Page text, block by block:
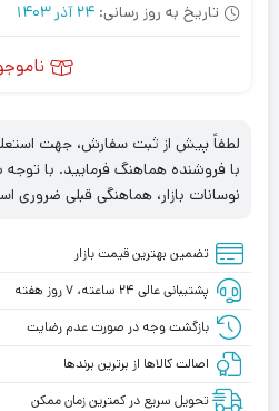
تاریخ به روز رسانی: 24 آذر 1403
لطفاً پیش از ثبت سفارش، جهت
با فروشنده هماهنگ فرمایید. با توجه
نوسانات بازار، هماهنگی قبلی ضروری
تضمین بهترین قیمت بازار
پشتیبانی عالی ۲۴ ساعته، ۷ روز هفته
بازگشت وجه در صورت عدم رضایت
اصالت کالاها از برترین برندها
تحویل سریع در کمترین زمان ممکن